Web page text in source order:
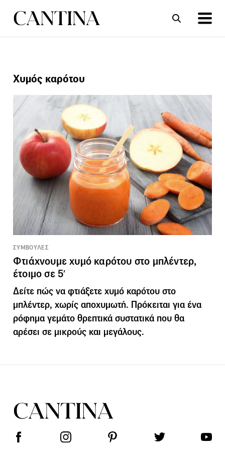
ΣΥΝΤΑΓΕΣ
Χυμός καρότου
ΣΥΜΒΟΥΛΕΣ
Φτιάχνουμε χυμό καρότου στο μπλέντερ,
έτοιμο σε 5′
Δείτε πώς να φτιάξετε χυμό καρότου στο
μπλέντερ, χωρίς αποχυμωτή. Πρόκειται για ένα
ρόφημα γεμάτο θρεπτικά συστατικά που θα
αρέσει σε μικρούς και μεγάλους.